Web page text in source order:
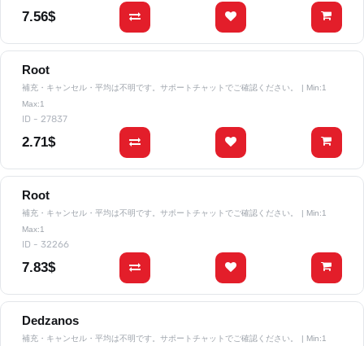
7.56$
Root
補充・キャンセル・平均は不明です。サポートチャットでご確認ください。
| Min:1
Max:1
ID - 27837
2.71$
Root
補充・キャンセル・平均は不明です。サポートチャットでご確認ください。
| Min:1
Max:1
ID - 32266
7.83$
Dedzanos
補充・キャンセル・平均は不明です。サポートチャットでご確認ください。
| Min:1